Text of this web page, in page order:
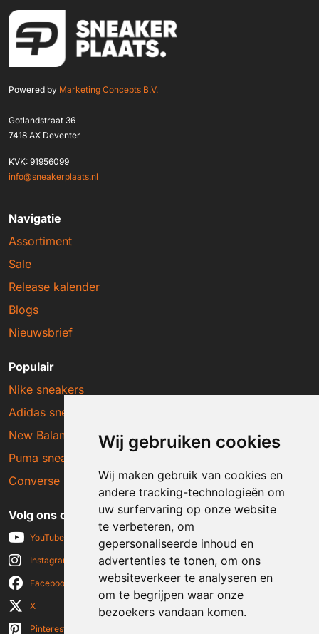
Wij gebruiken cookies
Wij maken gebruik van cookies en
andere tracking-technologieën om
uw surfervaring op onze website
te verbeteren, om
gepersonaliseerde inhoud en
advertenties te tonen, om ons
websiteverkeer te analyseren en
om te begrijpen waar onze
bezoekers vandaan komen.
Powered by Marketing Concepts B.V.
Gotlandstraat 36
7418 AX Deventer
KVK: 91956099
info@sneakerplaats.nl
Navigatie
Assortiment
Sale
Release kalender
Blogs
Nieuwsbrief
Populair
Nike sneakers
Adidas sneakers
New Balance sneakers
Puma sneakers
Converse sneakers
Volg ons op social media
YouTube
Instagram
Facebook
X
Pinterest